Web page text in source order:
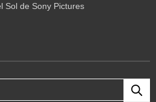
Sol de Sony Pictures